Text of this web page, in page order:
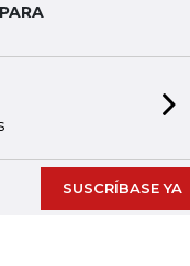
SUSCRÍBASE YA